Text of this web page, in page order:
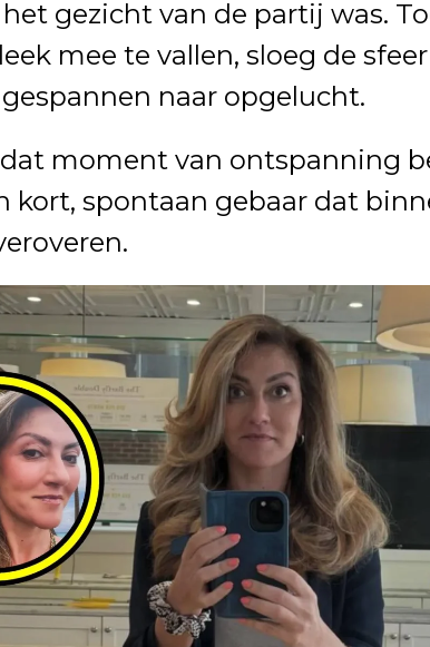
gezicht van de partij was.
mee te vallen, sloeg de
naar opgelucht.
moment van ontspanning
kort, spontaan gebaar dat